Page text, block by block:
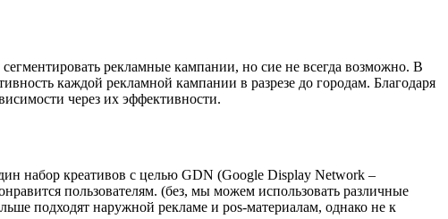
рекламные кампании, но сие не всегда возможно. В
каждой рекламной кампании в разрезе до городам. Благодаря
через их эффективности.
набор креативов с целью GDN (Google Display Network –
пользователям. (без, мы можем использовать различные
подходят наружной рекламе и pos-материалам, однако не к